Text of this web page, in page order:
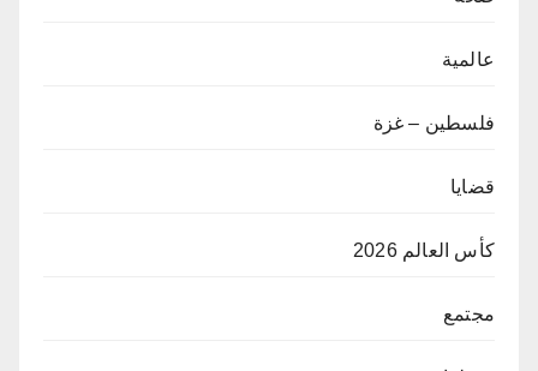
عالمية
فلسطين – غزة
قضايا
كأس العالم 2026
مجتمع